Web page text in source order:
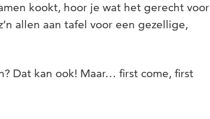
kookt, hoor je wat het gerecht voor
allen aan tafel voor een gezellige,
Dat kan ook! Maar… first come, first